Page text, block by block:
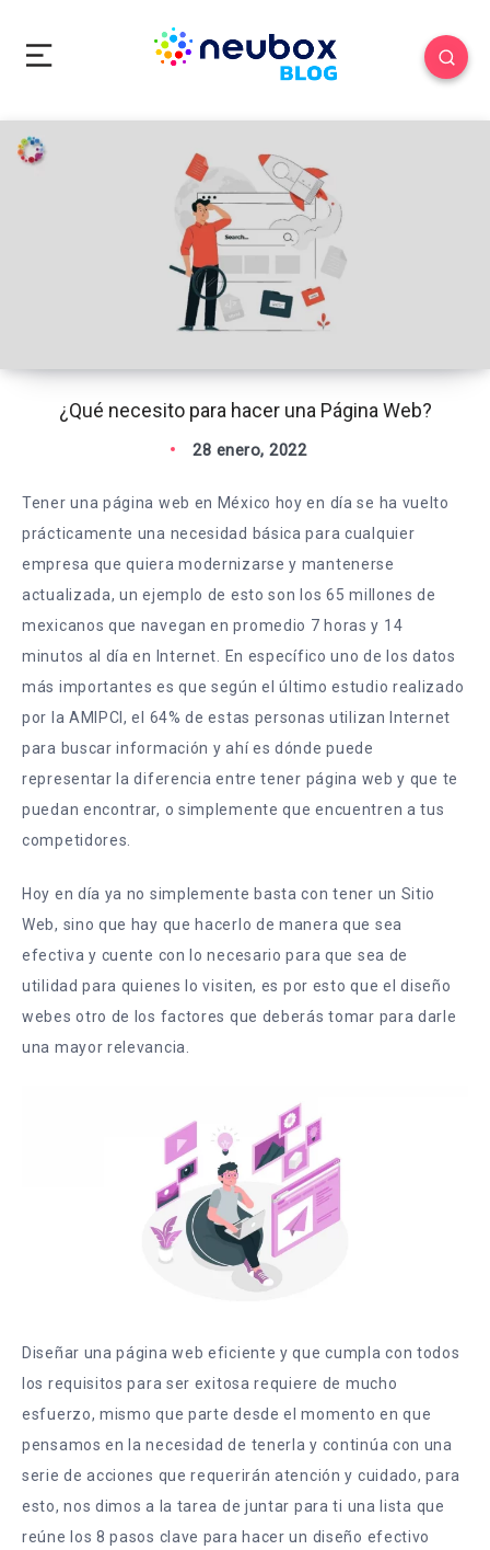
¿Qué necesito para hacer una Página Web?
28 enero, 2022
Tener una página web en México hoy en día se ha vuelto
prácticamente una necesidad básica para cualquier
empresa que quiera modernizarse y mantenerse
actualizada, un ejemplo de esto son los 65 millones de
mexicanos que navegan en promedio 7 horas y 14
minutos al día en Internet. En específico uno de los datos
más importantes es que según el último estudio realizado
por la AMIPCI, el 64% de estas personas utilizan Internet
para buscar información y ahí es dónde puede
representar la diferencia entre tener página web y que te
puedan encontrar, o simplemente que encuentren a tus
competidores.
Hoy en día ya no simplemente basta con tener un Sitio
Web, sino que hay que hacerlo de manera que sea
efectiva y cuente con lo necesario para que sea de
utilidad para quienes lo visiten, es por esto que el diseño
webes otro de los factores que deberás tomar para darle
una mayor relevancia.
Diseñar una página web eficiente y que cumpla con todos
los requisitos para ser exitosa requiere de mucho
esfuerzo, mismo que parte desde el momento en que
pensamos en la necesidad de tenerla y continúa con una
serie de acciones que requerirán atención y cuidado, para
esto, nos dimos a la tarea de juntar para ti una lista que
reúne los 8 pasos clave para hacer un diseño efectivo